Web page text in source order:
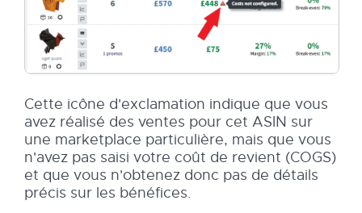
Cette icône d'exclamation indique que vous
avez réalisé des ventes pour cet ASIN sur
une marketplace particulière, mais que vous
n'avez pas saisi votre coût de revient (COGS)
et que vous n'obtenez donc pas de détails
précis sur les bénéfices.